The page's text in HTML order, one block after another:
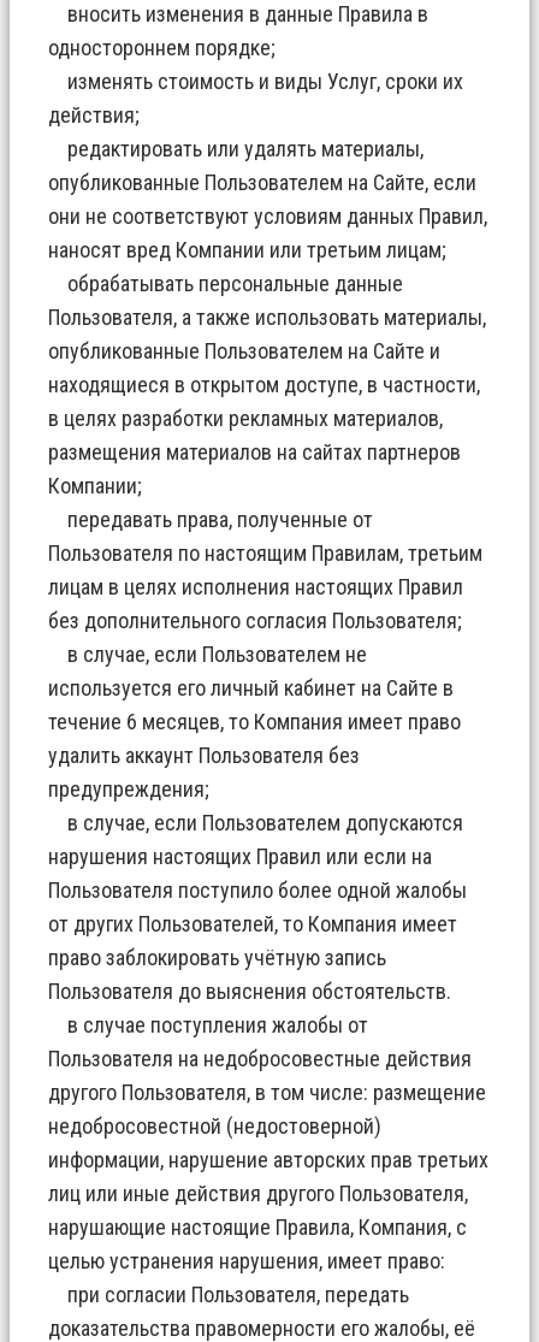
вносить изменения в данные Правила в
одностороннем порядке;
изменять стоимость и виды Услуг, сроки их
действия;
редактировать или удалять материалы,
опубликованные Пользователем на Сайте, если
они не соответствуют условиям данных Правил,
наносят вред Компании или третьим лицам;
обрабатывать персональные данные
Пользователя, а также использовать материалы,
опубликованные Пользователем на Сайте и
находящиеся в открытом доступе, в частности,
в целях разработки рекламных материалов,
размещения материалов на сайтах партнеров
Компании;
передавать права, полученные от
Пользователя по настоящим Правилам, третьим
лицам в целях исполнения настоящих Правил
без дополнительного согласия Пользователя;
в случае, если Пользователем не
используется его личный кабинет на Сайте в
течение 6 месяцев, то Компания имеет право
удалить аккаунт Пользователя без
предупреждения;
в случае, если Пользователем допускаются
нарушения настоящих Правил или если на
Пользователя поступило более одной жалобы
от других Пользователей, то Компания имеет
право заблокировать учётную запись
Пользователя до выяснения обстоятельств.
в случае поступления жалобы от
Пользователя на недобросовестные действия
другого Пользователя, в том числе: размещение
недобросовестной (недостоверной)
информации, нарушение авторских прав третьих
лиц или иные действия другого Пользователя,
нарушающие настоящие Правила, Компания, с
целью устранения нарушения, имеет право:
при согласии Пользователя, передать
доказательства правомерности его жалобы, её